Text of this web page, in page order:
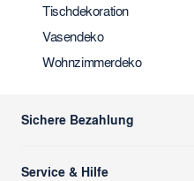
Tischdekoration
Vasendeko
Wohnzimmerdeko
Sichere Bezahlung
Service & Hilfe